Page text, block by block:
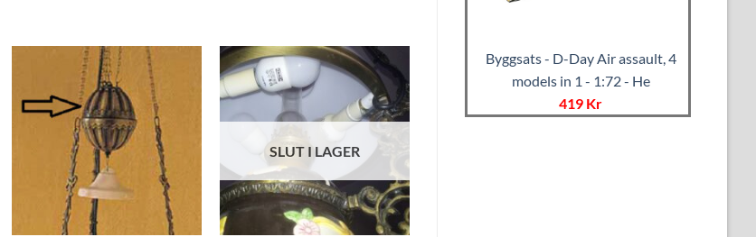
Byggsats - D-Day Air assault, 4
models in 1 - 1:72 - He
419 Kr
SLUT I LAGER